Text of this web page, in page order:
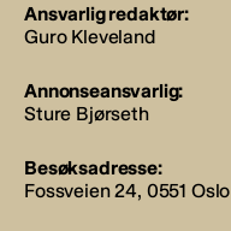
Ansvarlig redaktør:
Guro Kleveland
Annonseansvarlig:
Sture Bjørseth
Besøksadresse:
Fossveien 24, 0551 Oslo